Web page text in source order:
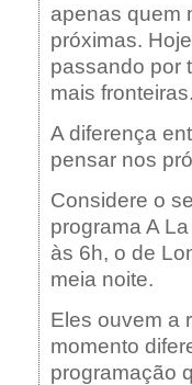
apenas quem
próximas.
passando por
mais fronteiras.
A diferença
pensar nos
Considere o
programa A
às 6h, o de
meia noite.
Eles ouvem a
momento
programação